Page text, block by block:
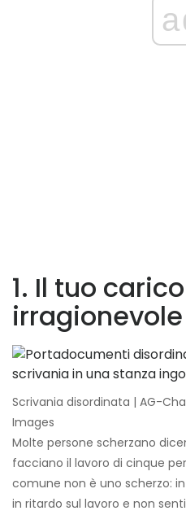
1. Il tuo
irragionevole
Scrivania disordinata | AG-
Images
Molte persone scherzano
facciano il lavoro di cinque
comune non è uno scherzo:
in ritardo sul lavoro e non